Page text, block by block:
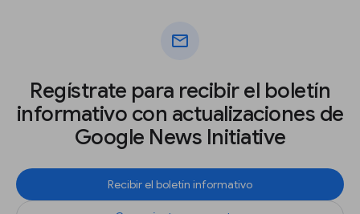
mail
Regístrate para recibir el boletín
informativo con actualizaciones de
Google News Initiative
Recibir el boletín informativo